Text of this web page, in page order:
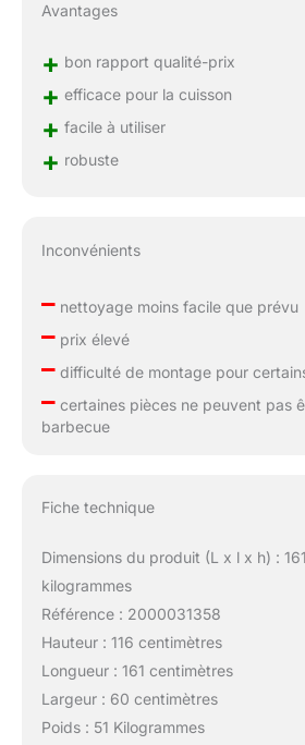
Avantages
+ bon rapport qualité-prix
+ efficace pour la cuisson
+ facile à utiliser
+ robuste
Inconvénients
–nettoyage moins facile que prévu
–prix élevé
–difficulté de montage pour
–certaines pièces ne peuvent pas
barbecue
Fiche technique
Dimensions du produit (L x l x h) :
kilogrammes
Référence : 2000031358
Hauteur : 116 centimètres
Longueur : 161 centimètres
Largeur : 60 centimètres
Poids : 51 Kilogrammes